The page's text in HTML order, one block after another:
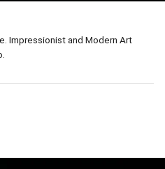
Impressionist and Modern Art